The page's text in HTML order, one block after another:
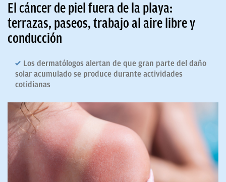
El cáncer de piel fuera de la playa:
terrazas, paseos, trabajo al aire libre y
conducción
Los dermatólogos alertan de que gran parte del daño
solar acumulado se produce durante actividades
cotidianas